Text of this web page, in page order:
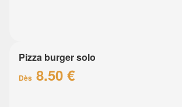
Pizza burger solo
Dès 8.50 €